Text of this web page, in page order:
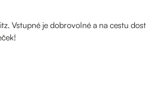
Vstupné je dobrovolné a na cestu